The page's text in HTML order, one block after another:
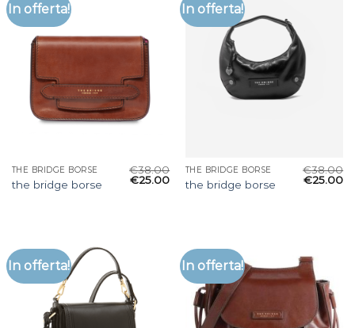
In offerta!
THE BRIDGE BORSE
the bridge borse
€38.00
€25.00
In offerta!
THE BRIDGE BORSE
the bridge borse
€38.00
€25.00
In offerta! In offerta!